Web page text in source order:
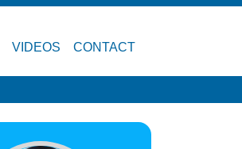
VIDEOS CONTACT